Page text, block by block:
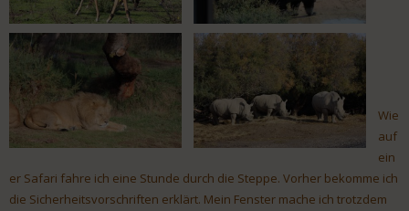
Wie
auf
ein
er Safari fahre ich eine Stunde durch die Steppe. Vorher bekomme ich
die Sicherheitsvorschriften erklärt. Mein Fenster mache ich trotzdem